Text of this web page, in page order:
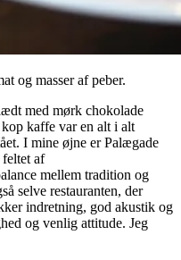
og masser af peber.
med mørk chokolade
kaffe var en alt i alt
I mine øjne er Palægade
af
mellem tradition og
selve restauranten, der
indretning, god akustik og
og venlig attitude. Jeg